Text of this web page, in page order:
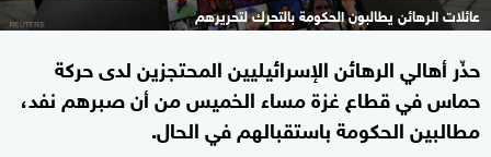
عائلات الرهائن يطالبون الحكومة بالتحرك لتحريرهم
حذّر أهالي الرهائن الإسرائيليين المحتجزين لدى حركة
حماس في قطاع غزة مساء الخميس من أن صبرهم نفد،
مطالبين الحكومة باستقبالهم في الحال.